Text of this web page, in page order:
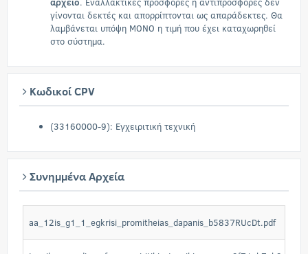
γίνονται δεκτές και απορρίπτονται ως απαράδεκτες. Θα
λαμβάνεται υπόψη ΜΟΝΟ η τιμή που έχει καταχωρηθεί
στο σύστημα.
Κωδικοί CPV
(33160000-9): Εγχειριτική τεχνική
Συνημμένα Αρχεία
aa_12is_g1_1_egkrisi_promitheias_dapanis_b5837RUcDt.pdf